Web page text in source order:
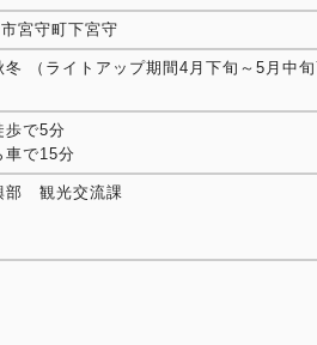
宮守町下宮守
冬 （ライトアップ期間4月下旬～5月中
歩で5分
車で15分
部 観光交流課